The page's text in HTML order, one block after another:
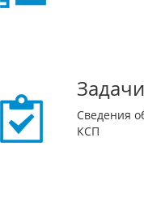
Сведения
КСП